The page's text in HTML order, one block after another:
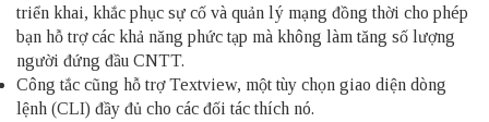
triển khai, khắc phục sự cố và quản lý mạng đồng thời cho phép
bạn hỗ trợ các khả năng phức tạp mà không làm tăng số lượng
người đứng đầu CNTT.
Công tắc cũng hỗ trợ Textview, một tùy chọn giao diện dòng
lệnh (CLI) đầy đủ cho các đối tác thích nó.